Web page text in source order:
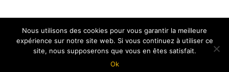
Facebook
Twitter
Partager
Une création iterrenet.fr
Nous utilisons des cookies pour vous garantir la meilleure
expérience sur notre site web. Si vous continuez à utiliser ce
site, nous supposerons que vous en êtes satisfait.
Ok